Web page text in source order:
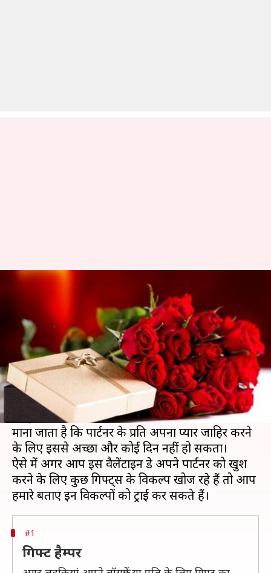
वैलेंटाइन डे: अपने प्यार को दें ये
किफायती और यादगार गिफ्ट
लेखन अंजली Feb 11, 2021 04:05 pm
क्या है खबर?
हर साल फरवरी महीने की 14 तारीख को वैलेंटाइन डे
मनाया जाता है और इसका इंतजार हर प्रेमी जोड़ा बड़े ही
"श्रद्धा भाव" के साथ करता है।
माना जाता है कि पार्टनर के प्रति अपना प्यार जाहिर करने
के लिए इससे अच्छा और कोई दिन नहीं हो सकता।
ऐसे में अगर आप इस वैलेंटाइन डे अपने पार्टनर को खुश
करने के लिए कुछ गिफ्ट्स के विकल्प खोज रहे हैं तो आप
#1
गिफ्ट हैम्पर